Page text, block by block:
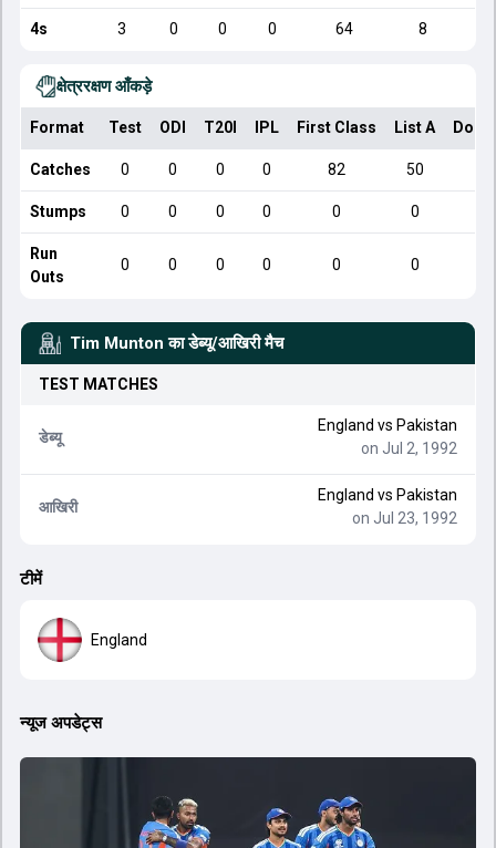
4s 3 0 0 0 64 8
क्षेत्ररक्षण आँकड़े
Format Test ODI T20I IPL First Class List A
Catches 0 0 0 0 82 50
Stumps 0 0 0 0 0 0
Run
Outs
0 0 0 0 0 0
Tim Munton का डेब्यू/आखिरी मैच
TEST MATCHES
डेब्यू
England vs Pakistan
on Jul 2, 1992
आखिरी
England vs Pakistan
on Jul 23, 1992
टीमें
England
न्यूज अपडेट्स